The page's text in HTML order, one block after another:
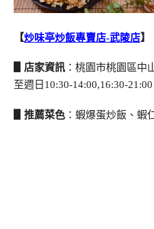
【炒味亭炒飯專賣店-武陵店】
▋店家資訊 ：桃園市桃園區中
至週日10:30-14:00,16:30-21:00
▋推薦菜色 ：蝦爆蛋炒飯、蝦